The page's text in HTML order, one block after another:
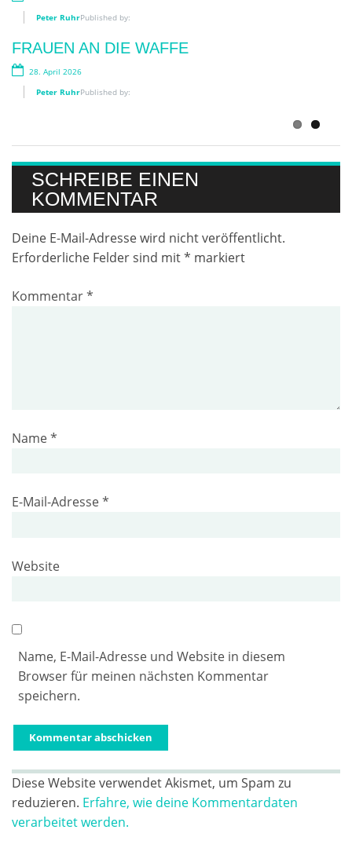
LESEN IM SCHATTEN
Published by:
Peter Ruhr
FRAUEN AN DIE WAFFE
28. April 2026
Published by:
Peter Ruhr
SCHREIBE EINEN
KOMMENTAR
Deine E-Mail-Adresse wird nicht veröffentlicht.
Erforderliche Felder sind mit* markiert
Kommentar*
Name*
E-Mail-Adresse*
Website
Name, E-Mail-Adresse und Website in diesem
Browser für meinen nächsten Kommentar
speichern.
Diese Website verwendet Akismet, um Spam zu
reduzieren. Erfahre, wie deine Kommentardaten
verarbeitet werden.